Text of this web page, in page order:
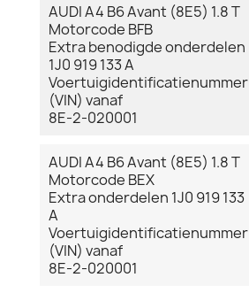
AUDI A4 B6 Avant (8E5) 1.8 T
Motorcode BFB
Extra benodigde onderdelen
1J0 919 133 A
Voertuigidentificatienummer
(VIN) vanaf
8E-2-020001
AUDI A4 B6 Avant (8E5) 1.8 T
Motorcode BEX
Extra onderdelen 1J0 919 133
A
Voertuigidentificatienummer
(VIN) vanaf
8E-2-020001